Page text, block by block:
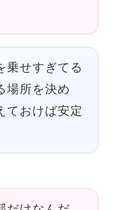
乗せすぎてる
場所を決め
ておけば安定